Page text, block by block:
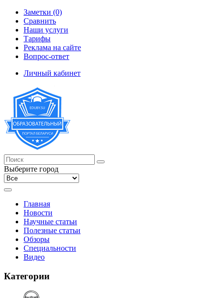
Заметки (0)
Сравнить
Наши услуги
Тарифы
Реклама на сайте
Вопрос-ответ
Личный кабинет
Выберите город
Главная
Новости
Научные статьи
Полезные статьи
Обзоры
Специальности
Видео
Категории